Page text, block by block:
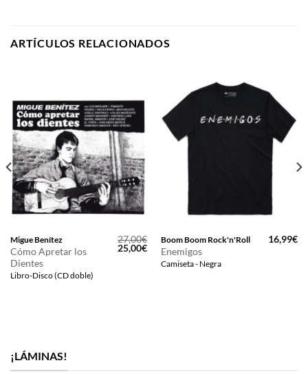
ARTÍCULOS RELACIONADOS
Migue Benítez
Cómo Apretar los
Dientes
Libro-Disco (CD doble)
27,00€
El
precio
25,00€El
precio
actual
Boom Boom Rock'n'Roll
Enemigos
Camiseta - Negra
16,99€
¡LÁMINAS!